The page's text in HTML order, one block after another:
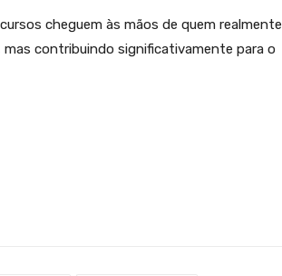
cheguem às mãos de quem realmente
contribuindo significativamente para o